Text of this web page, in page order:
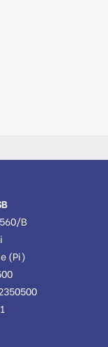
B
(Pi)